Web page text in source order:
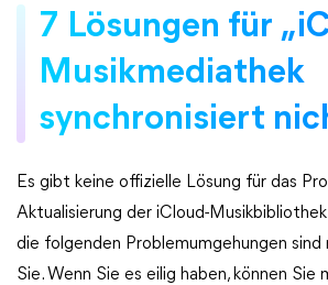
7 Lösungen für
Musikmediathek
synchronisiert
Es gibt keine offizielle Lösung für das
Aktualisierung der iCloud-
die folgenden Problemumgehungen
Sie. Wenn Sie es eilig haben, können Sie